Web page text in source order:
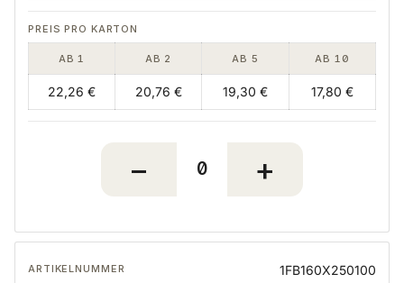
AB 1 AB 2 AB 5 AB 10
22,26 € 20,76 € 19,30 € 17,80 €
1FB160X250100